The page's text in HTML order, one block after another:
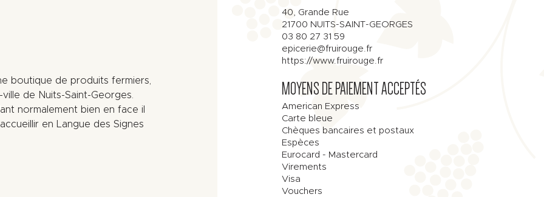
boutique de produits fermiers,
de Nuits-Saint-Georges.
normalement bien en face il
en Langue des Signes
40, Grande Rue
21700 NUITS-SAINT-GEORGES
03 80 27 31 59
epicerie@fruirouge.fr
https://www.fruirouge.fr
MOYENS DE PAIEMENT ACCEPTÉS
American Express
Carte bleue
Chèques bancaires et postaux
Espèces
Eurocard - Mastercard
Virements
Visa
Vouchers